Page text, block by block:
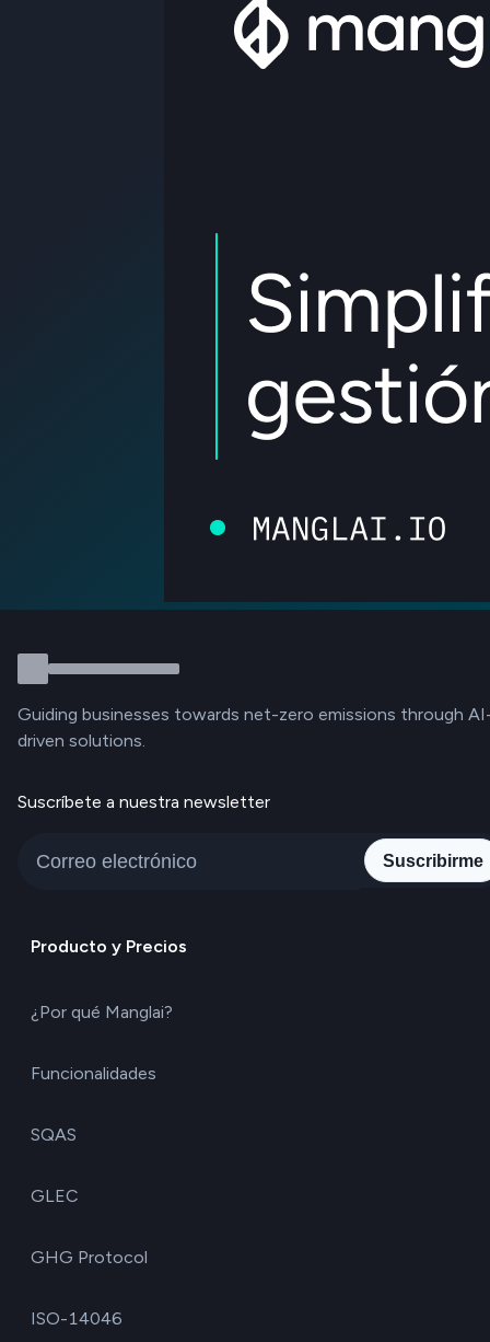
Guiding businesses towards net-zero emissions through
driven solutions.
Suscríbete a nuestra newsletter
Suscribirme
Producto y Precios
¿Por qué Manglai?
Funcionalidades
SQAS
GLEC
GHG Protocol
ISO-14046